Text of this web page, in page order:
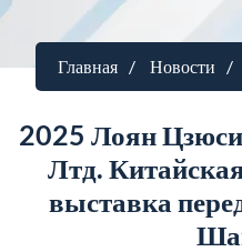
Главная Новости
2025 Лоян
Лтд.
выставка